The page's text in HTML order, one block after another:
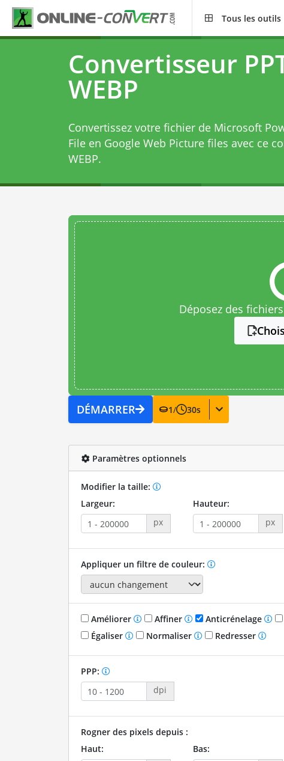
Tous les outils
Convertisseur
WEBP
Convertissez votre fichier de Microsoft
File en Google Web Picture files avec ce
WEBP.
Déposez des
DÉMARRER 1/ 30s
Paramètres optionnels
Modifier la taille:
Largeur:
px
Hauteur:
px
Appliquer un filtre de couleur:
Améliorer Affiner Anticrénelage
Égaliser
Normaliser Redresser
PPP:
dpi
Rogner des pixels depuis :
Haut:
Bas: